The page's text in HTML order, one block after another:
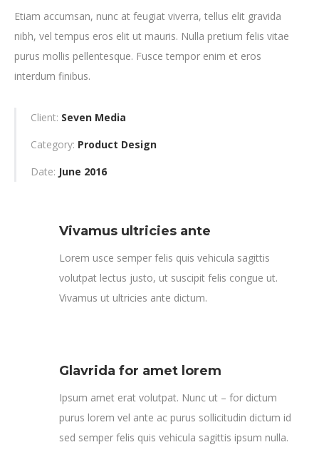
Etiam accumsan, nunc at feugiat viverra, tellus elit gravida
nibh, vel tempus eros elit ut mauris. Nulla pretium felis vitae
purus mollis pellentesque. Fusce tempor enim et eros
interdum finibus.
Client: Seven Media
Category: Product Design
Date: June 2016
Vivamus ultricies ante
Lorem usce semper felis quis vehicula sagittis
volutpat lectus justo, ut suscipit felis congue ut.
Vivamus ut ultricies ante dictum.
Glavrida for amet lorem
Ipsum amet erat volutpat. Nunc ut – for dictum
purus lorem vel ante ac purus sollicitudin dictum id
sed semper felis quis vehicula sagittis ipsum nulla.